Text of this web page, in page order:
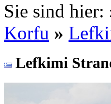
Sie sind hier:
Korfu »
Lefkimi